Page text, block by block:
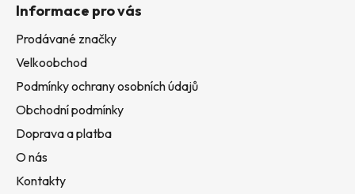
Informace pro vás
Prodávané značky
Velkoobchod
Podmínky ochrany osobních údajů
Obchodní podmínky
Doprava a platba
O nás
Kontakty